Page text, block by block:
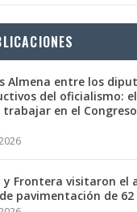
Almena entre los
del oficialismo:
trabajar en el
y Frontera visitaron el
pavimentación de